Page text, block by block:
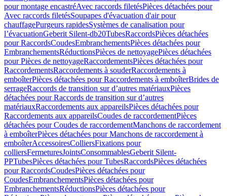
pour montage encastréAvec raccords filetésPièces détachées pour
Avec raccords filetésSoupapes d'évacuation d'air pour
chauffagePurgeurs rapidesSystèmes de canalisation pour
l’évacuationGeberit Silent-db20TubesRaccordsPièces détachées
pour RaccordsCoudesEmbranchementsPièces détachées pour
EmbranchementsRéductionsPièces de nettoyagePièces détachées
pour Pièces de nettoyageRaccordementsPièces détachées pour
RaccordementsRaccordements à souderRaccordements à
emboîterPièces détachées pour Raccordements à emboîterBrides de
serrageRaccords de transition sur d’autres matériauxPièces
détachées pour Raccords de transition sur d’autres
matériauxRaccordements aux appareilsPièces détachées pour
Raccordements aux appareilsCoudes de raccordementPièces
détachées pour Coudes de raccordementManchons de raccordement
à emboîterPièces détachées pour Manchons de raccordement à
emboîterAccessoiresColliersFixations pour
colliersFermeturesJointsConsommablesGeberit Silent-
PPTubesPièces détachées pour TubesRaccordsPièces détachées
pour RaccordsCoudesPièces détachées pour
CoudesEmbranchementsPièces détachées pour
EmbranchementsRéductionsPièces détachées pour